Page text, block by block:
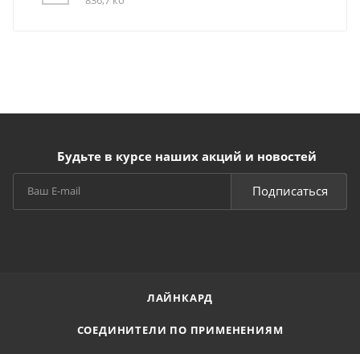
Будьте в курсе наших акций и новостей
Подписаться
ЛАЙНКАРД
СОЕДИНИТЕЛИ ПО ПРИМЕНЕНИЯМ